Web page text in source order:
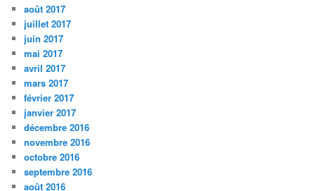
août 2017
juillet 2017
juin 2017
mai 2017
avril 2017
mars 2017
février 2017
janvier 2017
décembre 2016
novembre 2016
octobre 2016
septembre 2016
août 2016